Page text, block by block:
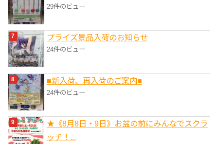
29件のビュー
プライズ景品入荷のお知らせ
24件のビュー
■新入荷、再入荷のご案内■
24件のビュー
★《8月8日・9日》お盆の前にみんなでスクラ
ッチ！...